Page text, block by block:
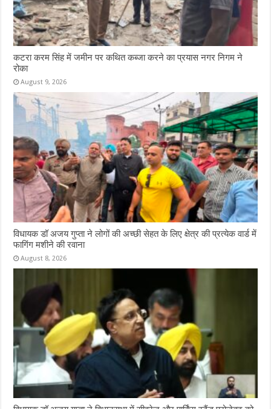
कटरा करम सिंह में जमीन पर कथित कब्जा करने का प्रयास नगर निगम ने
रोका
August 9, 2026
विधायक डॉ अजय गुप्ता ने लोगों की अच्छी सेहत के लिए क्षेत्र की प्रत्येक वार्ड में
फागिंग मशीने की रवाना
August 8, 2026